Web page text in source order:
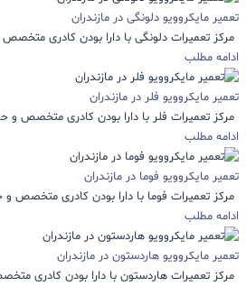
تعمیر مایکروویو دلونگی در مازندران
مرکز تعمیرات دلونگی با دارا بودن کادری متخصص
ادامه مطلب
تعمیر مایکروویو فلر در مازندران
مرکز تعمیرات فلر با دارا بودن کادری متخصص و
ادامه مطلب
تعمیر مایکروویو فوما در مازندران
مرکز تعمیرات فوما با دارا بودن کادری متخصص و
ادامه مطلب
تعمیر مایکروویو هاردستون در مازندران
مرکز تعمیرات هاردستون با دارا بودن کادری